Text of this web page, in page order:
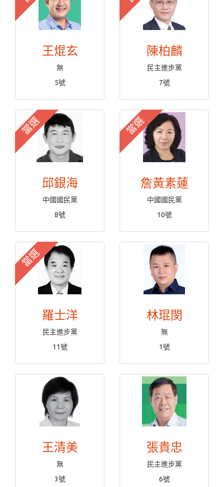
王焜玄
無
5號
陳柏麟
民主進步黨
7號
當選
邱銀海
中國國民黨
8號
當選
詹黃素蓮
中國國民黨
10號
當選
羅士洋
民主進步黨
11號
林琨閔
無
1號
王清美
無
3號
張貴忠
民主進步黨
6號